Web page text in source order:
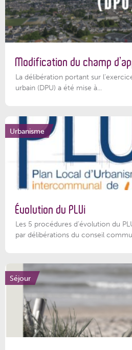
Modification du champ
La délibération portant sur
urbain (DPU) a été mise à...
Urbanisme
Évolution du PLUi
Les 5 procédures d’évolution du
par délibérations du conseil
Séjour